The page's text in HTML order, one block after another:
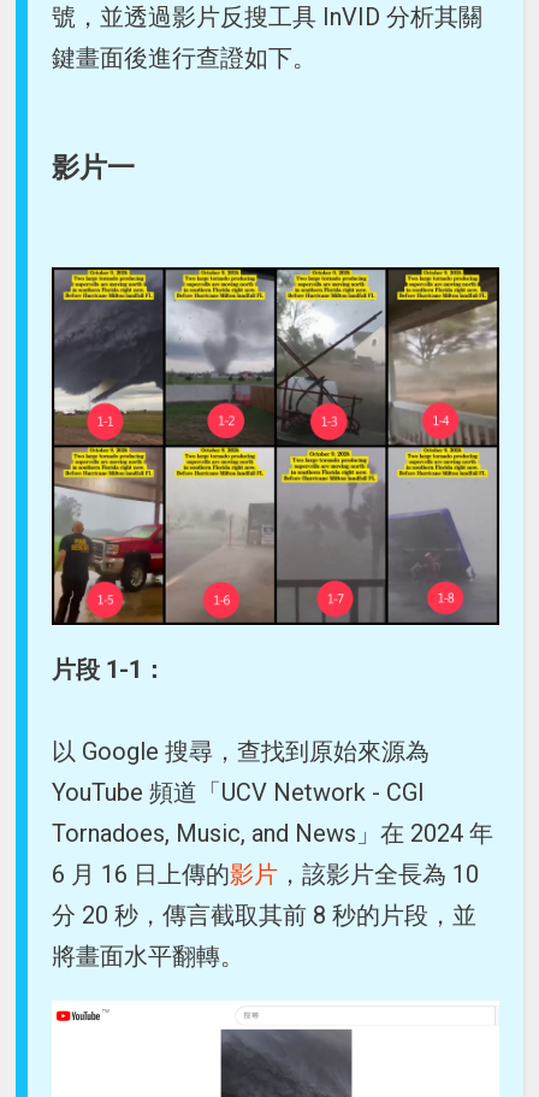
號，並透過影片反搜工具 InVID 分析其關
鍵畫面後進行查證如下。
影片一
片段 1-1：
以 Google 搜尋，查找到原始來源為
YouTube 頻道「UCV Network - CGI
Tornadoes, Music, and News」在 2024 年
6 月 16 日上傳的影片 ，該影片全長為 10
分 20 秒，傳言截取其前 8 秒的片段，並
將畫面水平翻轉。